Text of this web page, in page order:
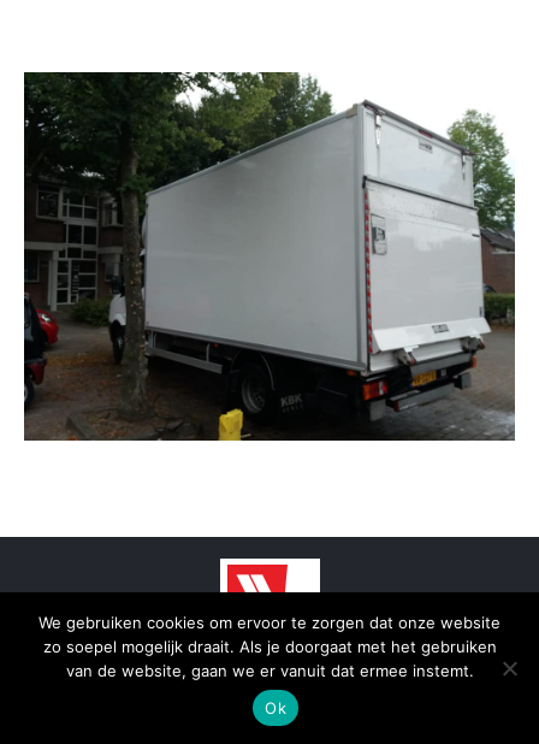
© 2025 - SmidTrans - Koerier Groningen
Bottom menu
We gebruiken cookies om ervoor te zorgen dat onze website
zo soepel mogelijk draait. Als je doorgaat met het gebruiken
van de website, gaan we er vanuit dat ermee instemt.
Ok